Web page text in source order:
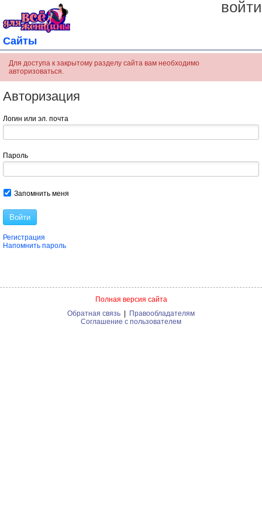
войти
Сайты
Для доступа к закрытому разделу сайта вам необходимо
авторизоваться.
Авторизация
Логин или эл. почта
Пароль
Запомнить меня
Войти
Регистрация
Напомнить пароль
Полная версия сайта
Обратная связь | Правообладателям
Соглашение с пользователем